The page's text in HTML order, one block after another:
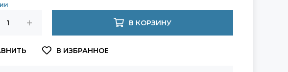
В КОРЗИНУ